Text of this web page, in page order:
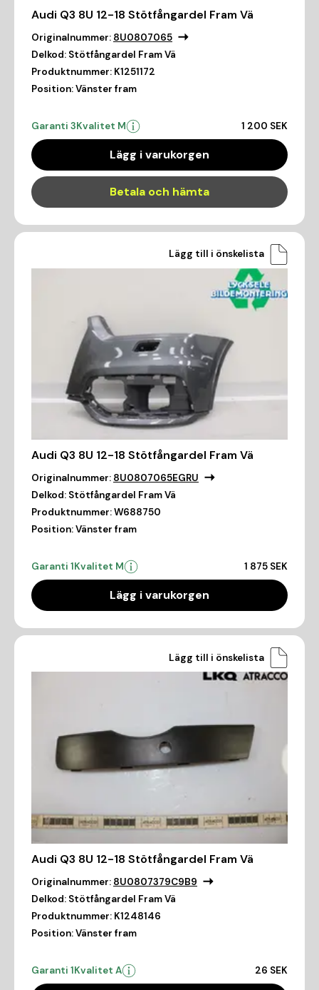
Audi Q3 8U 12-18 Stötfångardel Fram Vä
Originalnummer: 8U0807065
Delkod: Stötfångardel Fram Vä
Produktnummer: K1251172
Position:Vänster fram
Garanti 3Kvalitet M 1 200 SEK
Lägg i varukorgen
Betala och hämta
Lägg till i önskelista
Audi Q3 8U 12-18 Stötfångardel Fram Vä
Originalnummer: 8U0807065EGRU
Delkod: Stötfångardel Fram Vä
Produktnummer:W688750
Position:Vänster fram
Garanti 1Kvalitet M 1 875 SEK
Lägg i varukorgen
Lägg till i önskelista
Audi Q3 8U 12-18 Stötfångardel Fram Vä
Originalnummer: 8U0807379C9B9
Delkod: Stötfångardel Fram Vä
Produktnummer: K1248146
Position:Vänster fram
Garanti 1Kvalitet A 26 SEK